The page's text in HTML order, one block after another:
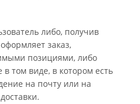
либо, получив
заказ,
позициями, либо
том виде, в котором есть
на почту или на